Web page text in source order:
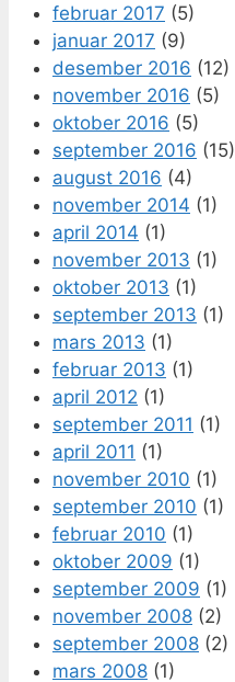
februar 2017 (5)
januar 2017 (9)
desember 2016 (12)
november 2016 (5)
oktober 2016 (5)
september 2016 (15)
august 2016 (4)
november 2014 (1)
april 2014 (1)
november 2013 (1)
oktober 2013 (1)
september 2013 (1)
mars 2013 (1)
februar 2013 (1)
april 2012 (1)
september 2011 (1)
april 2011 (1)
november 2010 (1)
september 2010 (1)
februar 2010 (1)
oktober 2009 (1)
september 2009 (1)
november 2008 (2)
september 2008 (2)
mars 2008 (1)